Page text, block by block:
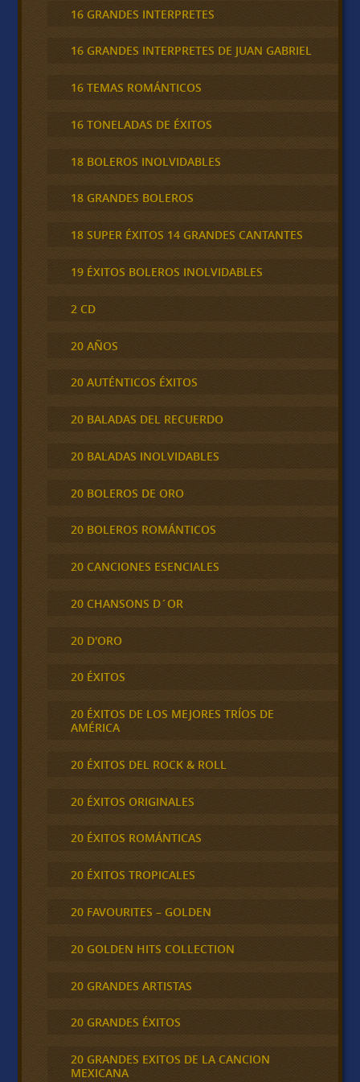
16 GRANDES INTERPRETES
16 GRANDES INTERPRETES DE JUAN GABRIEL
16 TEMAS ROMÁNTICOS
16 TONELADAS DE ÉXITOS
18 BOLEROS INOLVIDABLES
18 GRANDES BOLEROS
18 SUPER ÉXITOS 14 GRANDES CANTANTES
19 ÉXITOS BOLEROS INOLVIDABLES
2 CD
20 AÑOS
20 AUTÉNTICOS ÉXITOS
20 BALADAS DEL RECUERDO
20 BALADAS INOLVIDABLES
20 BOLEROS DE ORO
20 BOLEROS ROMÁNTICOS
20 CANCIONES ESENCIALES
20 CHANSONS D´OR
20 D'ORO
20 ÉXITOS
20 ÉXITOS DE LOS MEJORES TRÍOS DE
AMÉRICA
20 ÉXITOS DEL ROCK & ROLL
20 ÉXITOS ORIGINALES
20 ÉXITOS ROMÁNTICAS
20 ÉXITOS TROPICALES
20 FAVOURITES – GOLDEN
20 GOLDEN HITS COLLECTION
20 GRANDES ARTISTAS
20 GRANDES ÉXITOS
20 GRANDES EXITOS DE LA CANCION
MEXICANA